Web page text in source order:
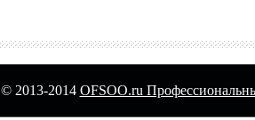
© 2013-2014 OFSOO.ru